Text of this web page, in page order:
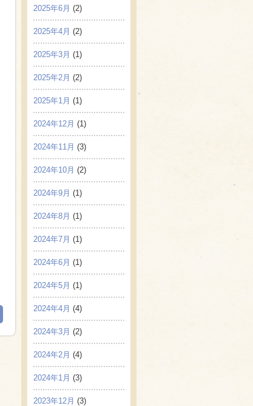
2025年6月 (2)
2025年4月 (2)
2025年3月 (1)
2025年2月 (2)
2025年1月 (1)
2024年12月 (1)
2024年11月 (3)
2024年10月 (2)
2024年9月 (1)
2024年8月 (1)
2024年7月 (1)
2024年6月 (1)
2024年5月 (1)
2024年4月 (4)
2024年3月 (2)
2024年2月 (4)
2024年1月 (3)
2023年12月 (3)